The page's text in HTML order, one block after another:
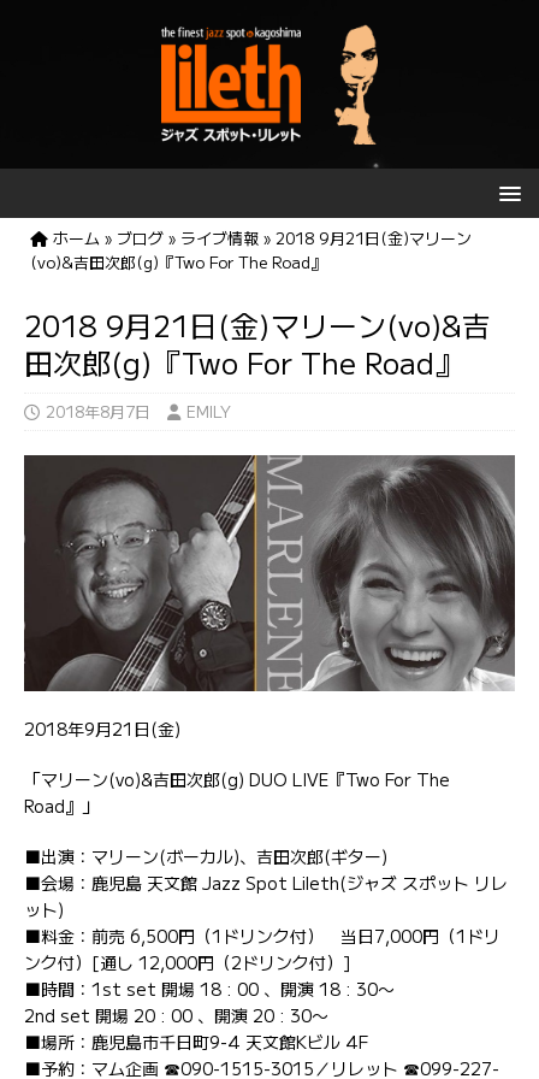
ホーム » ブログ » ライブ情報 » 2018 9月21日(金)マリーン
(vo)&吉田次郎(g)『Two For The Road』
2018 9月21日(金)マリーン(vo)&吉
田次郎(g)『Two For The Road』
2018年8月7日 EMILY
2018年9月21日(金)
「マリーン(vo)&吉田次郎(g) DUO LIVE『Two For The
Road』」
■出演：マリーン(ボーカル)、吉田次郎(ギター)
■会場：鹿児島 天文館 Jazz Spot Lileth(ジャズ スポット リレ
ット)
■料金：前売 6,500円（1ドリンク付） 当日7,000円（1ドリ
ンク付）[通し 12,000円（2ドリンク付）]
■時間：1st set 開場 18 : 00 、開演 18 : 30〜
2nd set 開場 20 : 00 、開演 20 : 30〜
■場所：鹿児島市千日町9-4 天文館Kビル 4F
■予約：マム企画 ☎090-1515-3015／リレット ☎099-227-